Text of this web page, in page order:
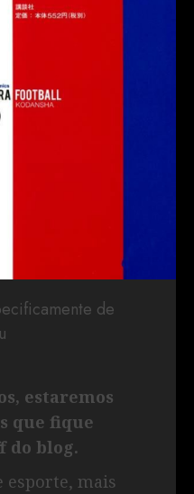
de
estaremos
que fique
do blog.
esporte, mais